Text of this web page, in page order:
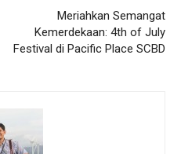
Meriahkan Semangat
Kemerdekaan: 4th of July
Festival di Pacific Place SCBD